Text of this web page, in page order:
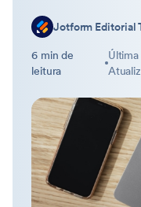
Jotform Editorial
6 min de
leitura
Última